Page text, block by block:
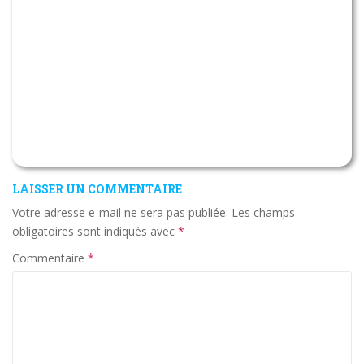
LAISSER UN COMMENTAIRE
Votre adresse e-mail ne sera pas publiée. Les champs
obligatoires sont indiqués avec *
Commentaire *